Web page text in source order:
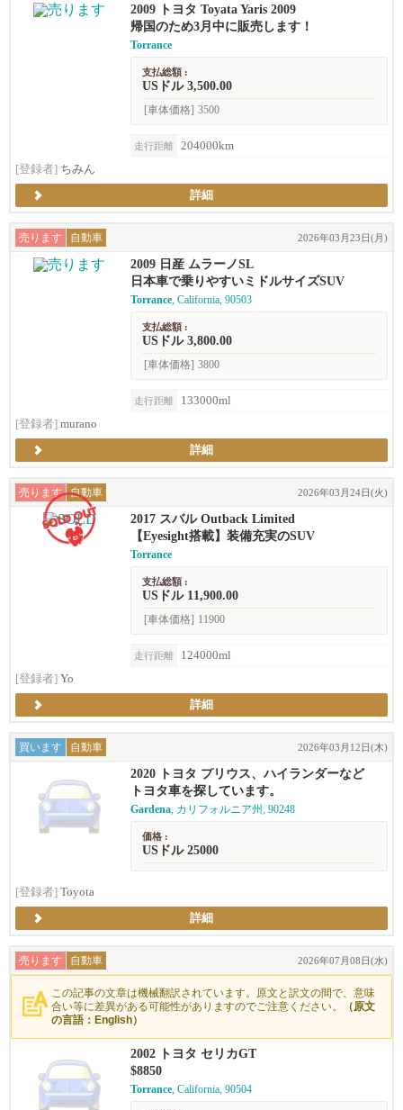
2009 トヨタ Toyata Yaris 2009
帰国のため3月中に販売します！
Torrance
支払総額 :
USドル 3,500.00
[車体価格] 3500
走行距離
204000km
[登録者] ちみん
詳細
売ります 自動車 2026年03月23日(月)
2009 日産 ムラーノSL
日本車で乗りやすいミドルサイズSUV
Torrance, California, 90503
支払総額 :
USドル 3,800.00
[車体価格] 3800
走行距離
133000ml
[登録者] murano
詳細
売ります 自動車 2026年03月24日(火)
2017 スバル Outback Limited
【Eyesight搭載】装備充実のSUV
Torrance
支払総額 :
USドル 11,900.00
[車体価格] 11900
走行距離
124000ml
[登録者] Yo
詳細
買います 自動車 2026年03月12日(木)
2020 トヨタ プリウス、ハイランダーなど
トヨタ車を探しています。
Gardena, カリフォルニア州, 90248
価格 :
USドル 25000
[登録者] Toyota
詳細
売ります 自動車 2026年07月08日(水)
この記事の文章は機械翻訳されています。原文と訳文の間で、意味
合い等に差異がある可能性がありますのでご注意ください。
（原文
の言語：English）
2002 トヨタ セリカGT
$8850
Torrance, California, 90504